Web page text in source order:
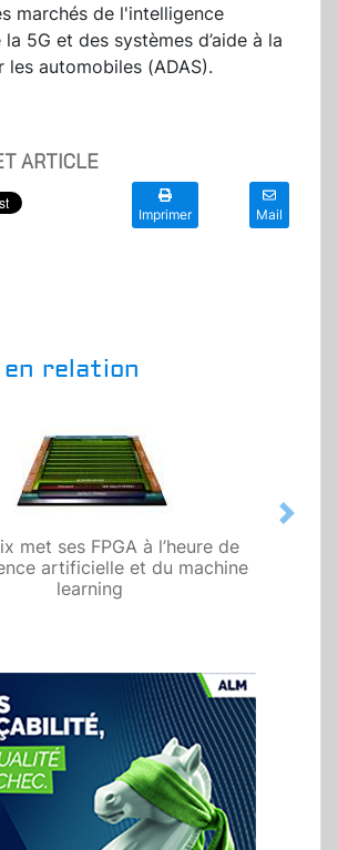
marchés de l'intelligence
5G et des systèmes d’aide à la
les automobiles (ADAS).
ARTICLE
Imprimer Mail
relation
met ses FPGA à l’heure de
artificielle et du machine
learning
Next